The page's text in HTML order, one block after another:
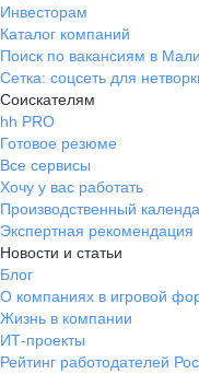
Инвесторам
Каталог компаний
Поиск по вакансиям в
Сетка: соцсеть для
Соискателям
hh PRO
Готовое резюме
Все сервисы
Хочу у вас работать
Производственный
Экспертная рекомендация
Новости и статьи
Блог
О компаниях в игровой
Жизнь в компании
ИТ-проекты
Рейтинг работодателей